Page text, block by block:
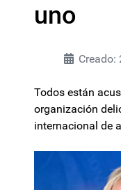
uno
Creado:
Todos están
organización
internacional de